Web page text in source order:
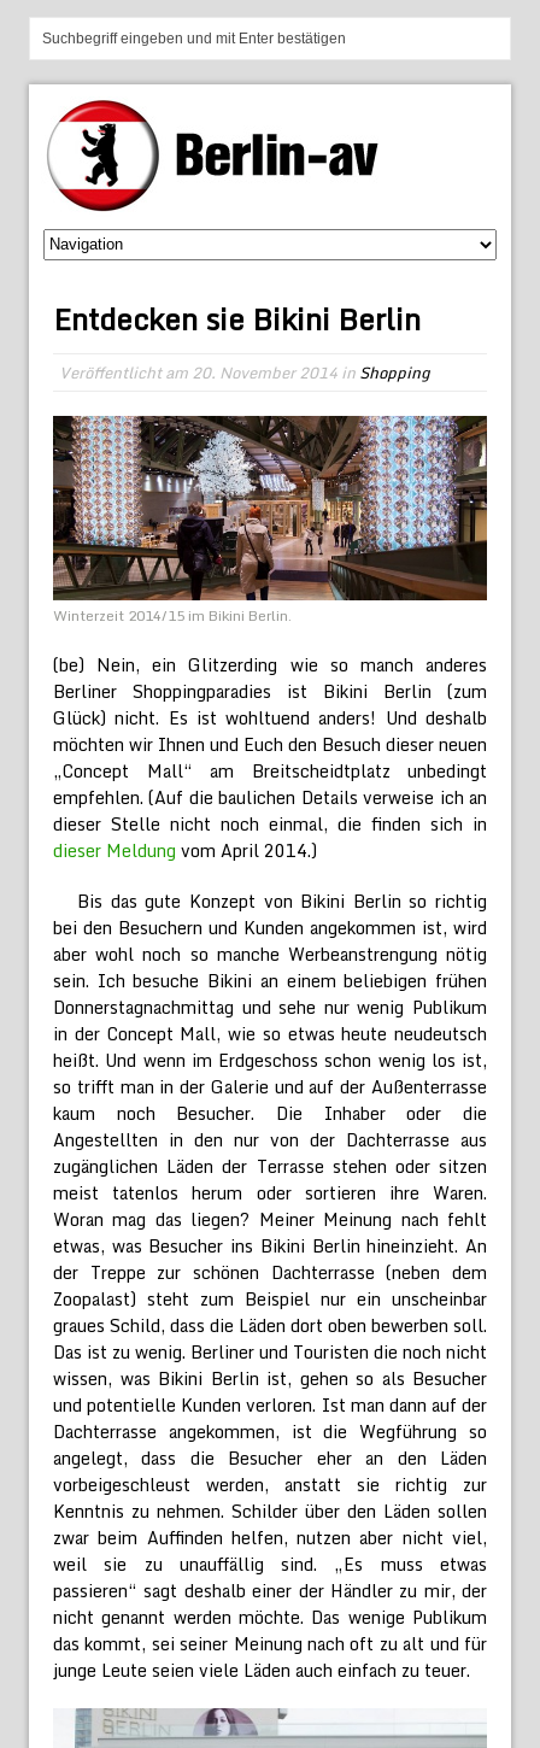
Entdecken sie Bikini Berlin
Veröffentlicht am20. November 2014inShopping
Winterzeit 2014/15 im Bikini Berlin.
(be) Nein, ein Glitzerding wie so manch anderes
Berliner Shoppingparadies ist Bikini Berlin (zum
Glück) nicht. Es ist wohltuend anders! Und deshalb
möchten wir Ihnen und Euch den Besuch dieser neuen
„Concept Mall“ am Breitscheidtplatz unbedingt
empfehlen. (Auf die baulichen Details verweise ich an
dieser Stelle nicht noch einmal, die finden sich in
dieser Meldung vom April 2014.)
Bis das gute Konzept von Bikini Berlin so richtig
bei den Besuchern und Kunden angekommen ist, wird
aber wohl noch so manche Werbeanstrengung nötig
sein. Ich besuche Bikini an einem beliebigen frühen
Donnerstagnachmittag und sehe nur wenig Publikum
in der Concept Mall, wie so etwas heute neudeutsch
heißt. Und wenn im Erdgeschoss schon wenig los ist,
so trifft man in der Galerie und auf der Außenterrasse
kaum noch Besucher. Die Inhaber oder die
Angestellten in den nur von der Dachterrasse aus
zugänglichen Läden der Terrasse stehen oder sitzen
meist tatenlos herum oder sortieren ihre Waren.
Woran mag das liegen? Meiner Meinung nach fehlt
etwas, was Besucher ins Bikini Berlin hineinzieht. An
der Treppe zur schönen Dachterrasse (neben dem
Zoopalast) steht zum Beispiel nur ein unscheinbar
graues Schild, dass die Läden dort oben bewerben soll.
Das ist zu wenig. Berliner und Touristen die noch nicht
wissen, was Bikini Berlin ist, gehen so als Besucher
und potentielle Kunden verloren. Ist man dann auf der
Dachterrasse angekommen, ist die Wegführung so
angelegt, dass die Besucher eher an den Läden
vorbeigeschleust werden, anstatt sie richtig zur
Kenntnis zu nehmen. Schilder über den Läden sollen
zwar beim Auffinden helfen, nutzen aber nicht viel,
weil sie zu unauffällig sind. „Es muss etwas
passieren“ sagt deshalb einer der Händler zu mir, der
nicht genannt werden möchte. Das wenige Publikum
das kommt, sei seiner Meinung nach oft zu alt und für
junge Leute seien viele Läden auch einfach zu teuer.